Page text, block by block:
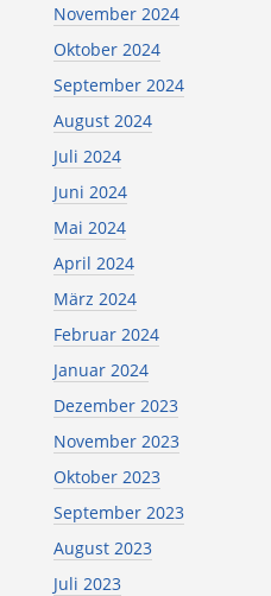
November 2024
Oktober 2024
September 2024
August 2024
Juli 2024
Juni 2024
Mai 2024
April 2024
März 2024
Februar 2024
Januar 2024
Dezember 2023
November 2023
Oktober 2023
September 2023
August 2023
Juli 2023